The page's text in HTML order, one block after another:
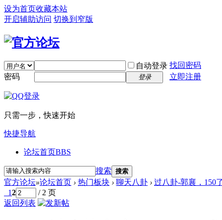
设为首页收藏本站
开启辅助访问 切换到窄版
自动登录 找回密码
密码
登录 立即注册
只需一步，快速开始
快捷导航
论坛首页BBS
搜索 搜索
官方论坛»论坛首页 › 热门板块 › 聊天八卦 › 过八卦-郭襄，150
12
/ 2 页
返回列表